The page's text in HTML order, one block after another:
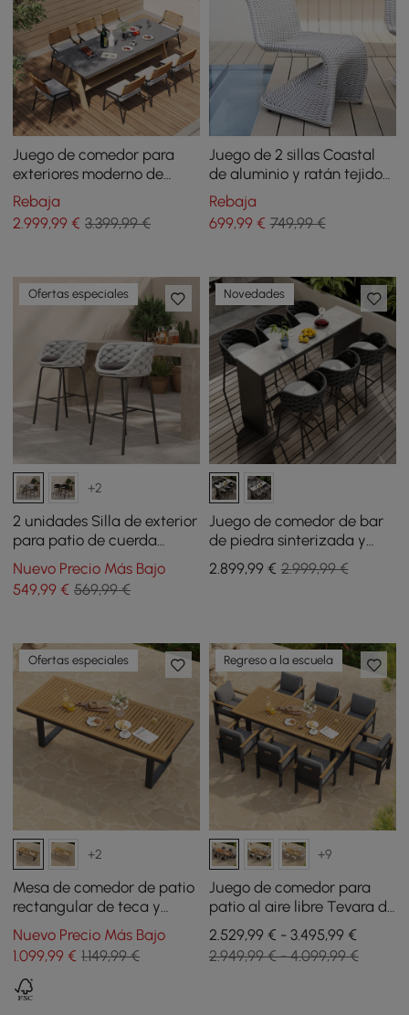
Juego de comedor para
exteriores moderno de
mediados de siglo, 9
piezas, mesa rectangular y
silla de ratán de aluminio
Rebaja
2.999,99 € 3.399,99 €
Juego de 2 sillas Coastal
de aluminio y ratán tejido
para patio exterior, color
gris
Rebaja
699,99€ 749,99 €
Ofertas especiales
+2
2 unidades Silla de exterior
para patio de cuerda
tejida y aluminio de 97 cm
Set de taburetes de bar
con respaldo
Nuevo Precio Más Bajo
549,99 € 569,99 €
Novedades
Juego de comedor de bar
de piedra sinterizada y
aluminio de 7 piezas para
exteriores con 6 taburetes
2.899,99€ 2.999,99 €
Ofertas especiales
+2
Mesa de comedor de patio
rectangular de teca y
aluminio para 6 personas
Tevara
Nuevo Precio Más Bajo
1.099,99 € 1.149,99 €
Regreso a la escuela
+9
Juego de comedor para
patio al aire libre Tevara de
9 piezas rectangular de
madera y aluminio para 8
personas
2.529,99 € - 3.495,99 €
2.949,99 € - 4.099,99 €